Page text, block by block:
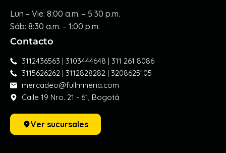
Lun – Vie: 8:00 a.m. – 5:30 p.m.
Sáb: 8:30 a.m. – 1:00 p.m.
Contacto
3112436563 | 3103444648 | 311 261 8086
3115626262 | 3112828282 | 3208625105
mercadeo@fullmineria.com
Calle 19 Nro. 21 - 61, Bogotá
Ver sucursales